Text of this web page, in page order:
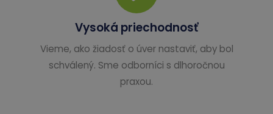
Vysoká priechodnosť
Vieme, ako žiadosť o úver nastaviť, aby bol
schválený. Sme odborníci s dlhoročnou
praxou.